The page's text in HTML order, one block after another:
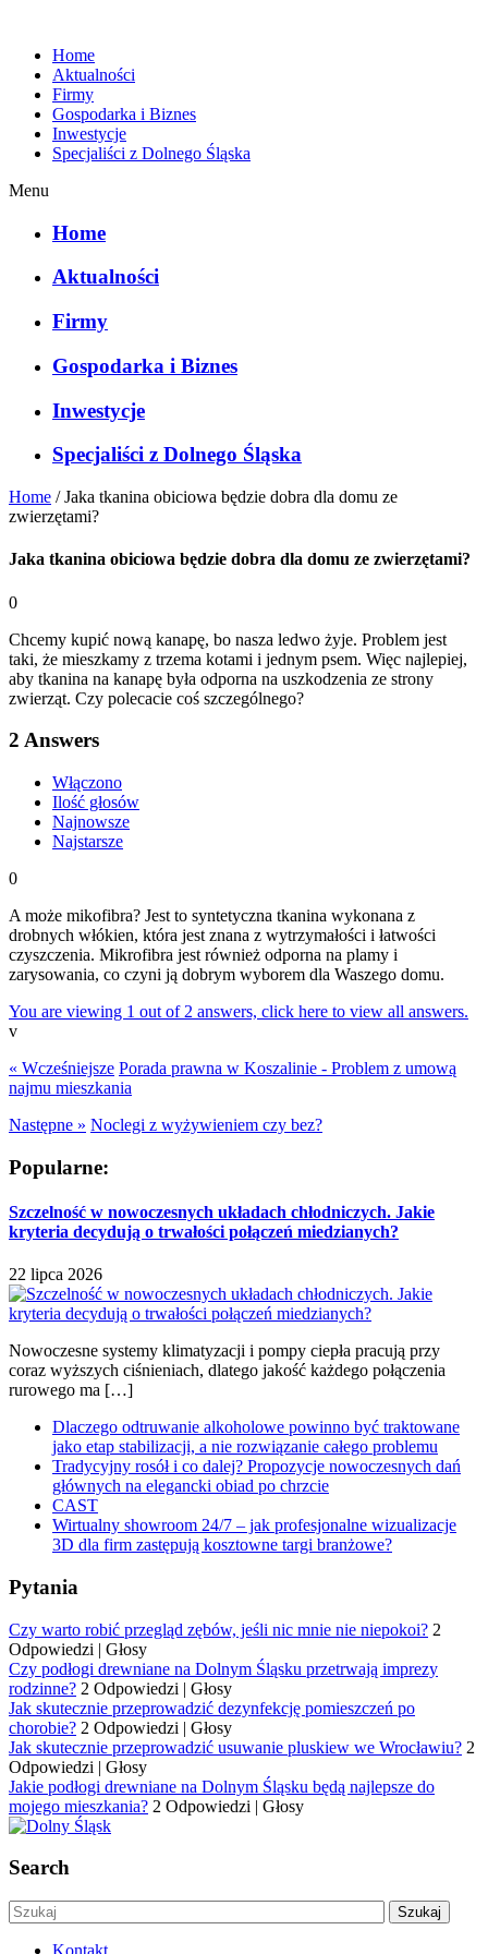
Home
Aktualności
Firmy
Gospodarka i Biznes
Inwestycje
Specjaliści z Dolnego Śląska
Menu
Home
Aktualności
Firmy
Gospodarka i Biznes
Inwestycje
Specjaliści z Dolnego Śląska
Home /Jaka tkanina obiciowa będzie dobra dla domu ze
zwierzętami?
Jaka tkanina obiciowa będzie dobra dla domu ze zwierzętami?
0
Chcemy kupić nową kanapę, bo nasza ledwo żyje. Problem jest
taki, że mieszkamy z trzema kotami i jednym psem. Więc najlepiej,
aby tkanina na kanapę była odporna na uszkodzenia ze strony
zwierząt. Czy polecacie coś szczególnego?
2 Answers
Włączono
Ilość głosów
Najnowsze
Najstarsze
0
A może mikofibra? Jest to syntetyczna tkanina wykonana z
drobnych włókien, która jest znana z wytrzymałości i łatwości
czyszczenia. Mikrofibra jest również odporna na plamy i
zarysowania, co czyni ją dobrym wyborem dla Waszego domu.
You are viewing 1 out of 2 answers, click here to view all answers.
v
« Wcześniejsze Porada prawna w Koszalinie - Problem z umową
najmu mieszkania
Następne » Noclegi z wyżywieniem czy bez?
Popularne:
Szczelność w nowoczesnych układach chłodniczych. Jakie
kryteria decydują o trwałości połączeń miedzianych?
22 lipca 2026
Nowoczesne systemy klimatyzacji i pompy ciepła pracują przy
coraz wyższych ciśnieniach, dlatego jakość każdego połączenia
rurowego ma […]
Dlaczego odtruwanie alkoholowe powinno być traktowane
jako etap stabilizacji, a nie rozwiązanie całego problemu
Tradycyjny rosół i co dalej? Propozycje nowoczesnych dań
głównych na elegancki obiad po chrzcie
CAST
Wirtualny showroom 24/7 – jak profesjonalne wizualizacje
3D dla firm zastępują kosztowne targi branżowe?
Pytania
Czy warto robić przegląd zębów, jeśli nic mnie nie niepokoi? 2
Odpowiedzi | Głosy
Czy podłogi drewniane na Dolnym Śląsku przetrwają imprezy
rodzinne? 2 Odpowiedzi | Głosy
Jak skutecznie przeprowadzić dezynfekcję pomieszczeń po
chorobie? 2 Odpowiedzi | Głosy
Jak skutecznie przeprowadzić usuwanie pluskiew we Wrocławiu? 2
Odpowiedzi | Głosy
Jakie podłogi drewniane na Dolnym Śląsku będą najlepsze do
mojego mieszkania? 2 Odpowiedzi | Głosy
Search
Kontakt